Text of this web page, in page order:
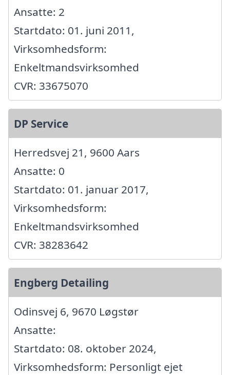
Ansatte: 2
Startdato: 01. juni 2011,
Virksomhedsform:
Enkeltmandsvirksomhed
CVR: 33675070
DP Service
Herredsvej 21, 9600 Aars
Ansatte: 0
Startdato: 01. januar 2017,
Virksomhedsform:
Enkeltmandsvirksomhed
CVR: 38283642
Engberg Detailing
Odinsvej 6, 9670 Løgstør
Ansatte:
Startdato: 08. oktober 2024,
Virksomhedsform: Personligt ejet